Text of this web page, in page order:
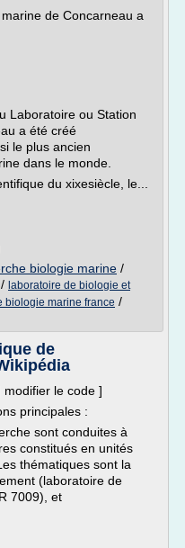
de Concarneau a
Laboratoire ou Station
a été créé
le plus ancien
dans le monde.
du xixesiècle, le...
biologie marine /
/ laboratoire de biologie et
biologie marine france /
de
modifier le code ]
principales :
sont conduites à
constitués en unités
thématiques sont la
(laboratoire de
7009), et